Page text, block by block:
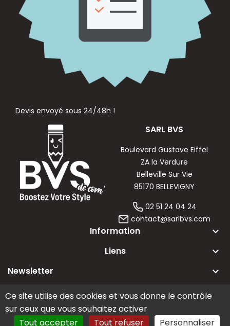
Devis envoyé sous 24/48h !
SARL BVS
Boulevard Gustave Eiffel
ZA la Verdure
Belleville Sur Vie
85170 BELLEVIGNY
02 51 24 04 24
contact@sarlbvs.com
Information keyboard_arrow_down
Liens keyboard_arrow_down
Newsletter keyboard_arrow_down
Copyright 2020 © sarl BVS - Tous droits réservés
Ce site utilise des cookies et vous donne le contrôle
sur ceux que vous souhaitez activer
Tout accepter
Tout refuser Personnaliser